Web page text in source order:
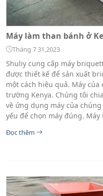
Máy làm than bánh ở
Tháng 7 31,2023
Shuliy cung cấp máy
được thiết kế để sản xuất
một cách hiệu quả. Máy
trường Kenya. Chúng tôi
về ứng dụng máy của
yếu để chọn máy đúng.
Đọc thêm